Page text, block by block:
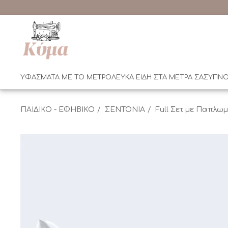
ΥΦΑΣΜΑΤΑ ΜΕ ΤΟ ΜΕΤΡΟΛΕΥΚΑ ΕΙΔΗ ΣΤΑ ΜΕΤΡΑ ΣΑΣ
ΠΑΙΔΙΚΟ - ΕΦΗΒΙΚΟ ΣΕΝΤΟΝΙΑ Full Σετ με